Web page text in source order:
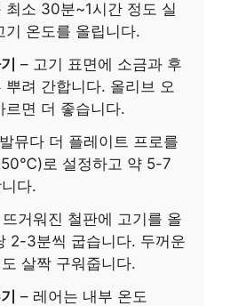
최소 30분~1시간 정도 실
기 온도를 올립니다.
– 고기 표면에 소금과 후
뿌려 간합니다. 올리브 오
르면 더 좋습니다.
뮤다 더 플레이트 프로를
로 설정하고 약 5-7
다.
거워진 철판에 고기를 올
2-3분씩 굽습니다. 두꺼운
살짝 구워줍니다.
– 레어는 내부 온도